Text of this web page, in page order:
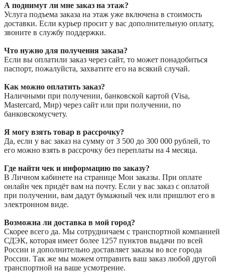
А поднимут ли мне заказ на этаж?
Услуга подъема заказа на этаж уже включена в стоимость
доставки. Если курьер просит у вас дополнительную оплату,
звоните в службу поддержки.
Что нужно для получения заказа?
Если вы оплатили заказ через сайт, то может понадобиться
паспорт, пожалуйста, захватите его на всякий случай.
Как можно оплатить заказ?
Наличными при получении, банковской картой (Visa,
Mastercard, Мир) через сайт или при получении, по
банковскомусчету.
Я могу взять товар в рассрочку?
Да, если у вас заказ на сумму от 3 500 до 300 000 рублей, то
его можно взять в рассрочку без переплаты на 4 месяца.
Где найти чек и информацию по заказу?
В Личном кабинете на странице Мои заказы. При оплате
онлайн чек придёт вам на почту. Если у вас заказ с оплатой
при получении, вам дадут бумажный чек или пришлют его в
электронном виде.
Возможна ли доставка в мой город?
Скорее всего да. Мы сотрудничаем с транспортной компанией
СДЭК, которая имеет более 1257 пунктов выдачи по всей
России и дополнительно доставляет заказы во все города
России. Так же мы можем отправить ваш заказ любой другой
транспортной на ваше усмотрение.